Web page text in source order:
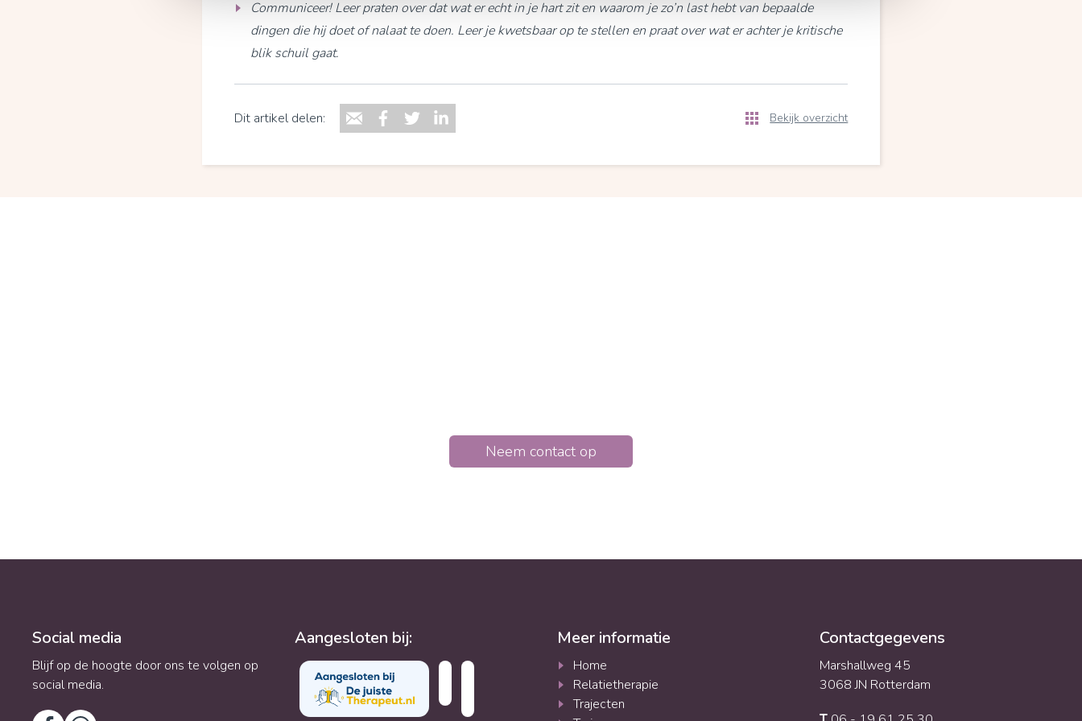
Communiceer! Leer praten over dat wat er echt in je hart zit en waarom je zo’n last hebt van bepaalde
dingen die hij doet of nalaat te doen. Leer je kwetsbaar op te stellen en praat over wat er achter je kritische
blik schuil gaat.
Dit artikel delen: Bekijk overzicht
Neem contact op
Social media
Blijf op de hoogte door ons te volgen op
social media.
Aangesloten bij: Meer informatie
Home
Relatietherapie
Trajecten
Contactgegevens
Marshallweg 45
3068 JN Rotterdam